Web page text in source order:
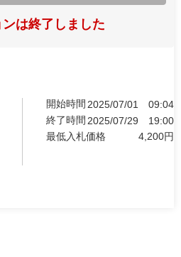
は終了しました
開始時間 2025/07/01
09:04
終了時間 2025/07/29
19:00
最低入札価格
4,200円